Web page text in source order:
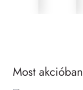
Most akcióban